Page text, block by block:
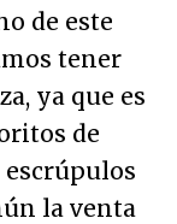
de este
tener
ya que es
de
escrúpulos
la venta